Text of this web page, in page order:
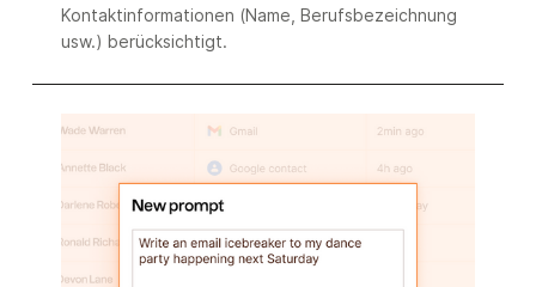
Kontaktinformationen (Name, Berufsbezeichnung
usw.) berücksichtigt.